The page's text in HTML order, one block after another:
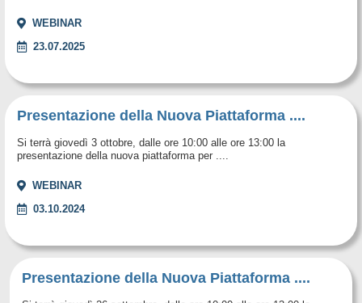
WEBINAR
23.07.2025
Presentazione della Nuova Piattaforma ....
Si terrà giovedì 3 ottobre, dalle ore 10:00 alle ore 13:00 la
presentazione della nuova piattaforma per ....
WEBINAR
03.10.2024
Presentazione della Nuova Piattaforma ....